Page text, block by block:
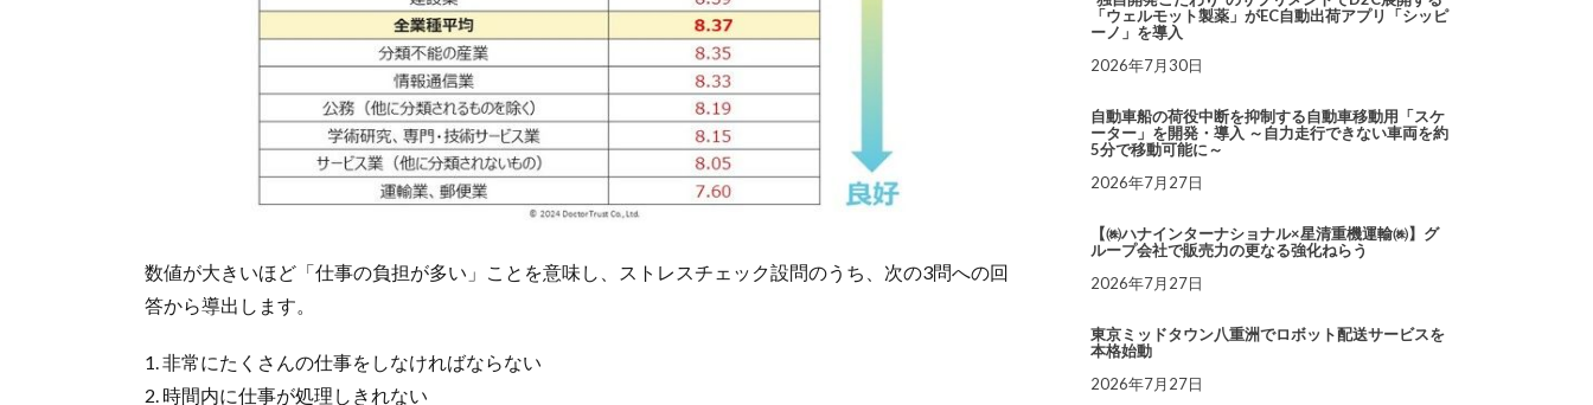
数値が大きいほど「仕事の負担が多い」ことを意味し、ストレスチェック設問のうち、次の3問への回
答から導出します。
1. 非常にたくさんの仕事をしなければならない
2. 時間内に仕事が処理しきれない
「ウェルモット製薬」がEC自動出荷アプリ「シッピ
ーノ」を導入
2026年7月30日
自動車船の荷役中断を抑制する自動車移動用「スケ
ーター」を開発・導入 ～自力走行できない車両を約
5分で移動可能に～
2026年7月27日
【㈱ハナインターナショナル×星清重機運輸㈱】グ
ループ会社で販売力の更なる強化ねらう
2026年7月27日
東京ミッドタウン八重洲でロボット配送サービスを
本格始動
2026年7月27日